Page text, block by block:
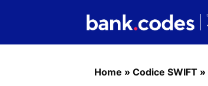
Home » Codice SWIFT »